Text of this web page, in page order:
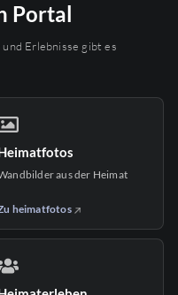
Portal
Erlebnisse gibt es
aus der Heimat
heimatfotos